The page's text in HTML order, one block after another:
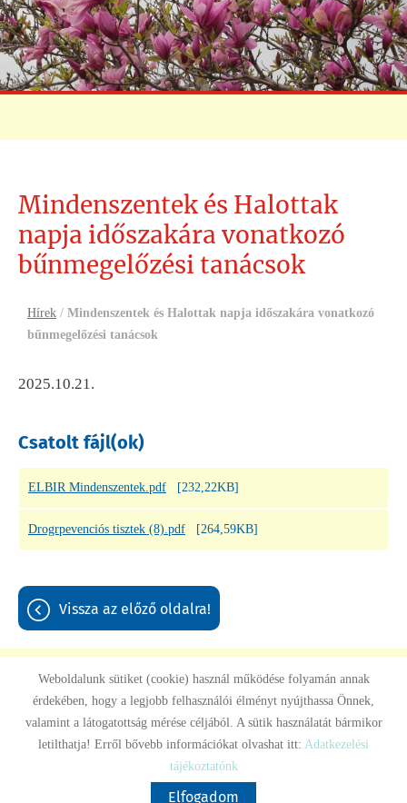
Mindenszentek és Halottak
napja időszakára vonatkozó
bűnmegelőzési tanácsok
Hírek / Mindenszentek és Halottak napja időszakára vonatkozó
bűnmegelőzési tanácsok
2025.10.21.
Csatolt fájl(ok)
ELBIR Mindenszentek.pdf [232,22KB]
Drogrpevenciós tisztek (8).pdf [264,59KB]
vissza az előző oldalra!
Oldal információk Adatkezelési tájékoztató Impresszum
Elfogadom
Weboldalunk sütiket (cookie) használ működése folyamán annak
érdekében, hogy a legjobb felhasználói élményt nyújthassa Önnek,
valamint a látogatottság mérése céljából. A sütik használatát bármikor
letilthatja! Erről bővebb információkat olvashat itt: Adatkezelési
tájékoztatónk